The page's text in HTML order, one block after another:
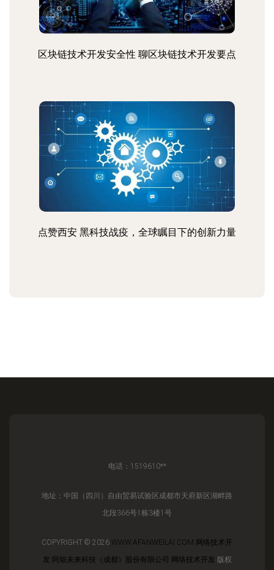
区块链技术开发安全性 聊区块链技术开发要点
点赞西安 黑科技战疫，全球瞩目下的创新力量
电话：1519610**
地址：中国（四川）自由贸易试验区成都市天府新区湖畔路
北段366号1栋3楼1号
COPYRIGHT © 2026 WWW.AFANWEILAI.COM 网络技术开
发 阿烦未来科技（成都）股份有限公司 网络技术开发 版权